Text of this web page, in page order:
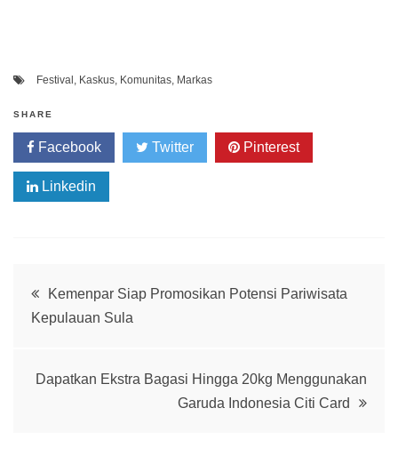
Festival , Kaskus, Komunitas, Markas
SHARE
Facebook Twitter Pinterest
Linkedin
Post
navigation
Kemenpar Siap Promosikan Potensi Pariwisata
Kepulauan Sula
Dapatkan Ekstra Bagasi Hingga 20kg Menggunakan
Garuda Indonesia Citi Card